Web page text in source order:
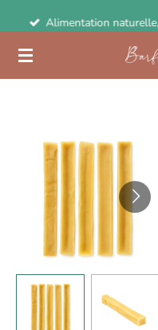
Passer
contenu
principal
Alimentation